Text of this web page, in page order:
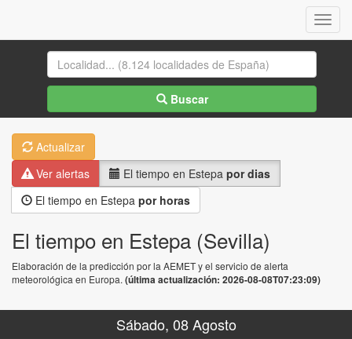
Menu
Buscar
Actualizar
Ver alertas
El tiempo en Estepa por dias
El tiempo en Estepa por horas
El tiempo en Estepa (Sevilla)
Elaboración de la predicción por la AEMET y el servicio de alerta
meteorológica en Europa. (última actualización: 2026-08-08T07:23:09)
Sábado, 08 Agosto